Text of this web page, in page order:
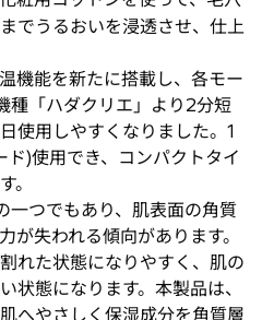
でうるおいを浸透させ、仕上
機能を新たに搭載し、各モー
種「ハダクリエ」より2分短
使用しやすくなりました。1
)使用でき、コンパクトタイ
。
一つでもあり、肌表面の角質
が失われる傾向があります。
れた状態になりやすく、肌の
状態になります。本製品は、
へやさしく保湿成分を角質層